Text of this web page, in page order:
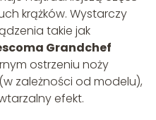
krążków. Wystarczy
takie jak
Grandchef
ostrzeniu noży
zależności od modelu),
efekt.